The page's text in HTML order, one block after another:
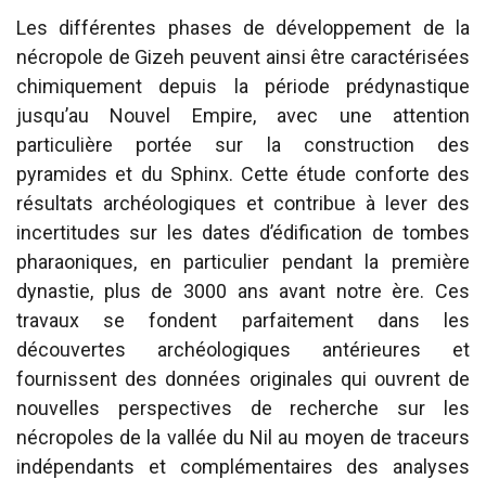
Les différentes phases de développement de la
nécropole de Gizeh peuvent ainsi être caractérisées
chimiquement depuis la période prédynastique
jusqu’au Nouvel Empire, avec une attention
particulière portée sur la construction des
pyramides et du Sphinx. Cette étude conforte des
résultats archéologiques et contribue à lever des
incertitudes sur les dates d’édification de tombes
pharaoniques, en particulier pendant la première
dynastie, plus de 3000 ans avant notre ère. Ces
travaux se fondent parfaitement dans les
découvertes archéologiques antérieures et
fournissent des données originales qui ouvrent de
nouvelles perspectives de recherche sur les
nécropoles de la vallée du Nil au moyen de traceurs
indépendants et complémentaires des analyses